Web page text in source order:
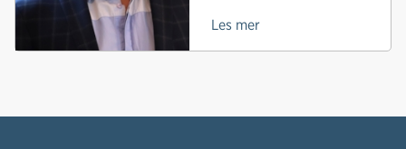
Les mer